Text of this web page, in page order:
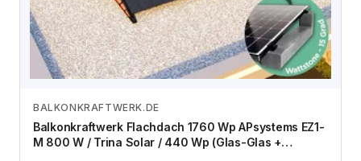
Zum Angebot
BALKONKRAFTWERK.DE
Balkonkraftwerk Flachdach 1760 Wp APsystems EZ1-
M 800 W / Trina Solar / 440 Wp (Glas-Glas +